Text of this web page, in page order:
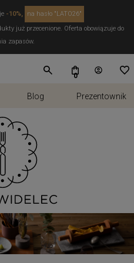
-10%,
na hasło "LATO26"
już przecenione. Oferta obowiązuje do
zapasów.
Blog Prezentownik